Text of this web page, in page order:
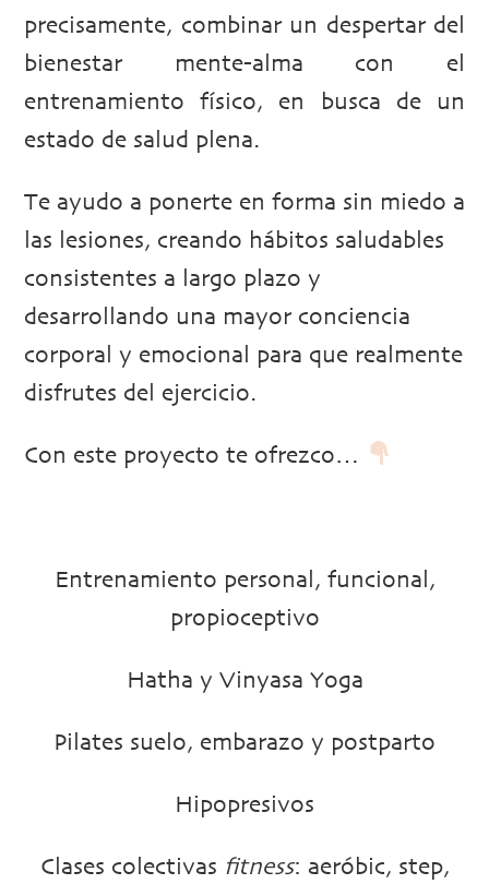
precisamente, combinar un despertar del
bienestar mente-alma con el
entrenamiento físico, en busca de un
estado de salud plena.
Te ayudo a ponerte en forma sin miedo a
las lesiones, creando hábitos saludables
consistentes a largo plazo y
desarrollando una mayor conciencia
corporal y emocional para que realmente
disfrutes del ejercicio.
Con este proyecto te ofrezco…
Entrenamiento personal, funcional,
propioceptivo
Hatha y Vinyasa Yoga
Pilates suelo, embarazo y postparto
Hipopresivos
Clases colectivas fitness: aeróbic, step,